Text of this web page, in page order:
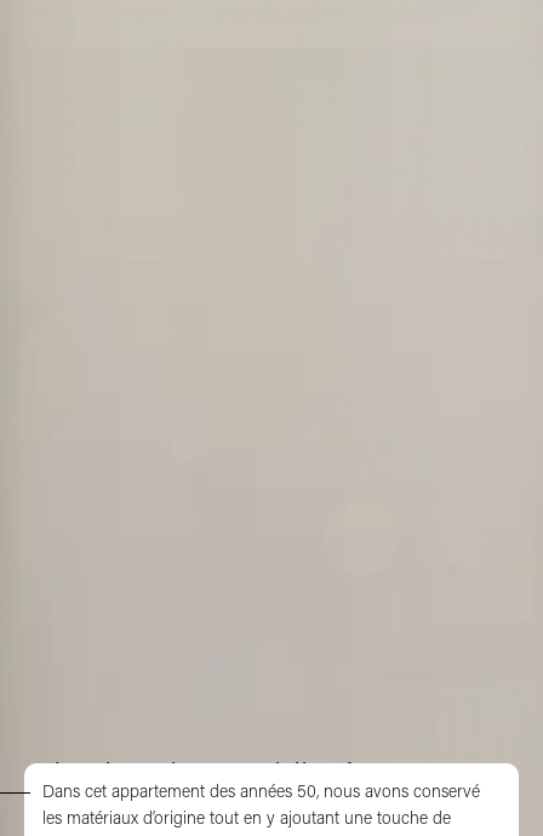
L'authentique sublimé
Dans cet appartement des années 50, nous avons conservé
les matériaux d’origine tout en y ajoutant une touche de